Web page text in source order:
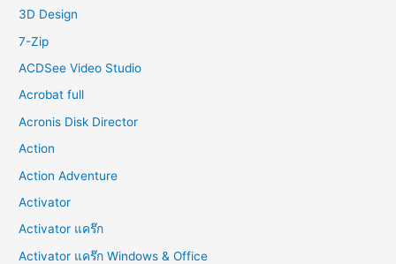
o
3D Design
7-Zip
ACDSee Video Studio
Acrobat full
Acronis Disk Director
Action
Action Adventure
Activator
Activator แคร๊ก
Activator แคร๊ก Windows & Office